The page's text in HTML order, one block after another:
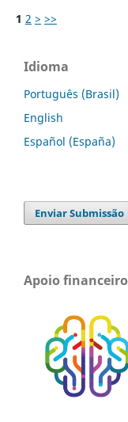
1 2 > >>
Idioma
Português (Brasil)
English
Español (España)
Enviar Submissão
Apoio financeiro